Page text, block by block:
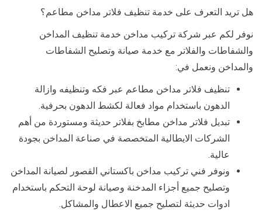
هل تريد التعرف على خدمة تنظيف فلاتر مداخن مطاعم؟
نوفر لكم عبر شركة تركيب مداخن خدمة تنظيف المداخن
والشفاطات والفلاتر مع خدمة صيانة وتصليح الشفاطات
والمداخن ونعمل في:
تنظيف فلاتر مداخن مطاعم عبر فكه وتنظيفه وازالة
الدهون باستخدام مواد فعالة لكشط الدهون بحرفية.
تبديل فلاتر مداخن مطابخ بفلاتر حديثة ومستوردة من أهم
الشركات الايطالية المتخصصة في صناعة المداخن بجودة
عالية.
ونوفر فني تركيب مداخن باكستاني القصور لصيانة المداخن
وتصليح جميع أجزاء المدخنة وصيانة لوحة التحكم باستخدام
ادوات حديثة لتصليح جميع الاعطال والمشاكل.